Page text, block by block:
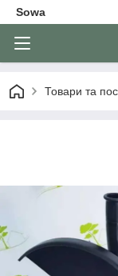
Sowa
Товари та